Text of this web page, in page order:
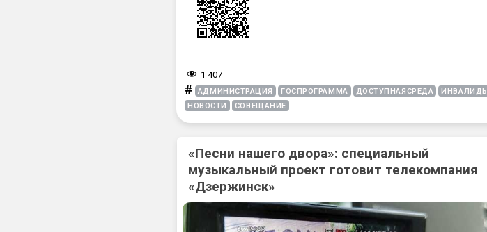
1 407
# АДМИНИСТРАЦИЯ ГОСПРОГРАММА ДОСТУПНАЯСРЕДА
ИНВАЛИДЫ
НОВОСТИ
СОВЕЩАНИЕ
«Песни нашего двора»: специальный
музыкальный проект готовит телекомпания
«Дзержинск»